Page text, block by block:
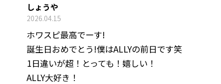
しょうや
2026.04.15
ホワスピ最高でーす!
誕生日おめでとう!僕はALLYの前日です笑
1日違いが超！とっても！嬉しい！
ALLY大好き！